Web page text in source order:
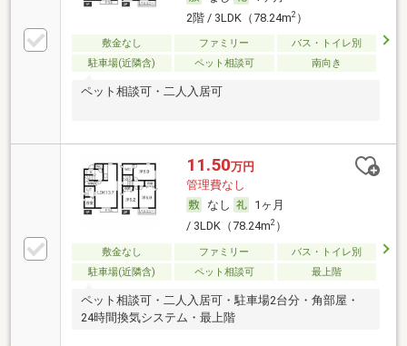
2階 / 3LDK（78.24m2）
敷金なし ファミリー
バス・トイレ別
駐車場(近隣含)
ペット相談可 南向き
ペット相談可・二人入居可
11.50万円
管理費なし
なし
1ヶ月
/ 3LDK（78.24m2）
敷金なし ファミリー
バス・トイレ別
駐車場(近隣含)
ペット相談可 最上階
ペット相談可・二人入居可・駐車場2台分・角部屋・
24時間換気システム・最上階